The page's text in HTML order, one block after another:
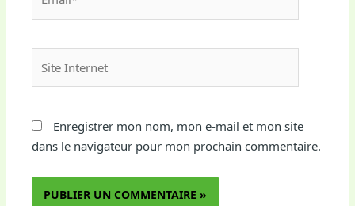
Internet
Enregistrer mon nom, mon e-mail et mon site
dans le navigateur pour mon prochain commentaire.